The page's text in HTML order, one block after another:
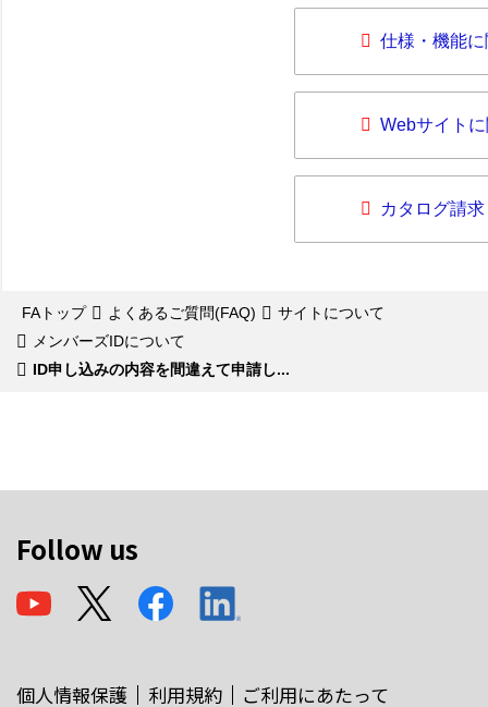
仕様・機能
Webサイト
カタログ請求
FAトップ よくあるご質問(FAQ)
サイトについて
メンバーズIDについて
ID申し込みの内容を間違えて申請し...
Follow us
個人情報保護 利用規約
ご利用にあたって